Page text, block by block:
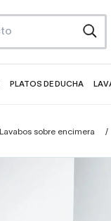
PLATOS DE DUCHA
Lavabos sobre encimera